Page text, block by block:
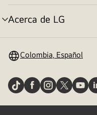
de
menú
Acerca de LG
selector
Colombia, Español